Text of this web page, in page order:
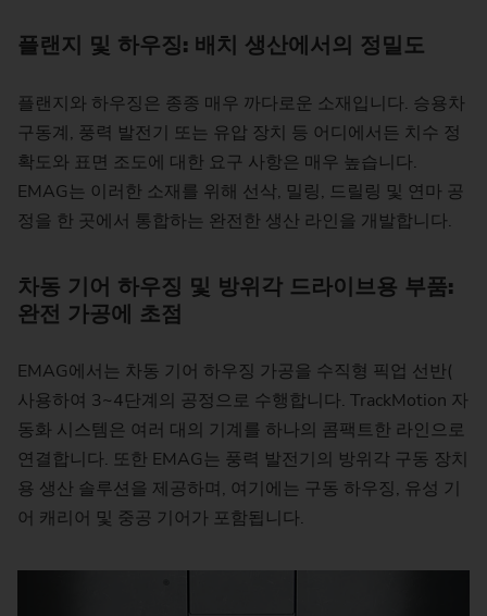
플랜지 및 하우징: 배치 생산에서의 정밀도
플랜지와 하우징은 종종 매우 까다로운 소재입니다. 승용차
구동계, 풍력 발전기 또는 유압 장치 등 어디에서든 치수 정
확도와 표면 조도에 대한 요구 사항은 매우 높습니다.
EMAG는 이러한 소재를 위해 선삭, 밀링, 드릴링 및 연마 공
정을 한 곳에서 통합하는 완전한 생산 라인을 개발합니다.
차동 기어 하우징 및 방위각 드라이브용 부품:
완전 가공에 초점
EMAG에서는 차동 기어 하우징 가공을 수직형 픽업 선반(
사용하여 3~4단계의 공정으로 수행합니다. TrackMotion 자
동화 시스템은 여러 대의 기계를 하나의 콤팩트한 라인으로
연결합니다. 또한 EMAG는 풍력 발전기의 방위각 구동 장치
용 생산 솔루션을 제공하며, 여기에는 구동 하우징, 유성 기
어 캐리어 및 중공 기어가 포함됩니다.